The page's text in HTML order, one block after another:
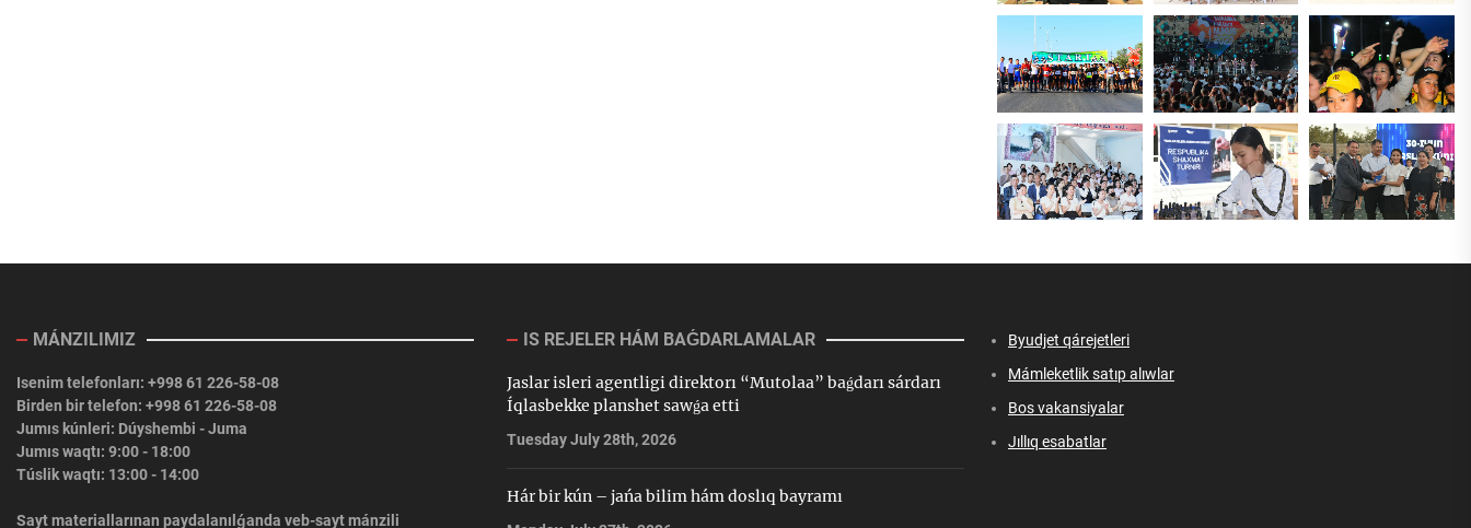
MÁNZILIMIZ
Isenim telefonları: +998 61 226-58-08
Birden bir telefon: +998 61 226-58-08
Jumıs kúnleri: Dúyshembi - Juma
Jumıs waqtı: 9:00 - 18:00
Túslik waqtı: 13:00 - 14:00
Sayt materiallarınan paydalanılǵanda veb-sayt mánzili
IS REJELER HÁM BAǴDARLAMALAR
Jaslar isleri agentligi direktorı “Mutolaa” baǵdarı sárdarı
Íqlasbekke planshet sawǵa etti
Tuesday July 28th, 2026
Hár bir kún – jańa bilim hám doslıq bayramı
Byudjet qárejetleri
Mámleketlik satıp alıwlar
Bos vakansiyalar
Jıllıq esabatlar